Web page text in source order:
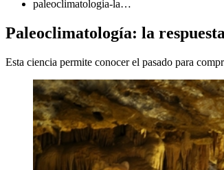
paleoclimatologia-la…
Paleoclimatología: la
Esta ciencia permite conocer el pasado para